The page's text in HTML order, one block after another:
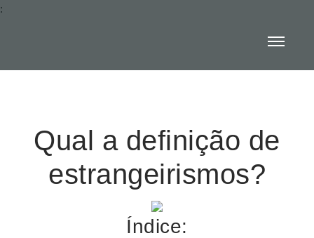
:
Qual a definição de
estrangeirismos?
Índice: